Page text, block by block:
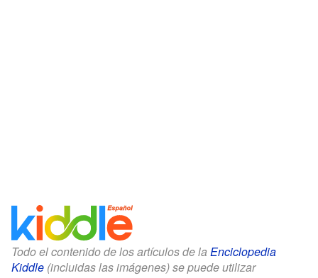
Todo el contenido de los artículos de la Enciclopedia
Kiddle (incluidas las imágenes) se puede utilizar